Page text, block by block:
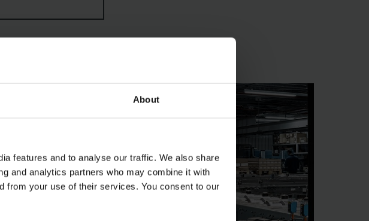
About
features and to analyse our traffic. We also share
and analytics partners who may combine it with
from your use of their services. You consent to our